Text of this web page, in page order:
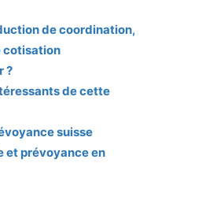
de coordination,
cotisation
?
de cette
suisse
et prévoyance en